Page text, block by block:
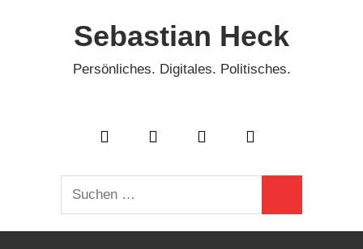
Sebastian Heck
Persönliches. Digitales. Politisches.
Suchen
nach: